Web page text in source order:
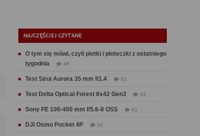
NAJCZĘŚCIEJ CZYTANE
O tym się mówi, czyli plotki i ploteczki z ostatniego
tygodnia
49
Test Sirui Aurora 35 mm f/1.4 21
Test Delta Optical Forest 8x42 Gen3 23
Sony FE 100-400 mm f/5.6-8 OSS 61
DJI Osmo Pocket 4P 10